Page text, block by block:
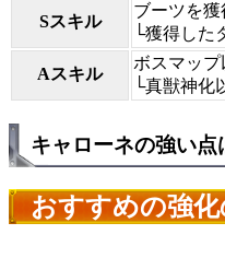
Sスキル
ブーツを
└獲得した
Aスキル
ボスマッ
└真獣神化
キャローネの強い点
おすすめの強